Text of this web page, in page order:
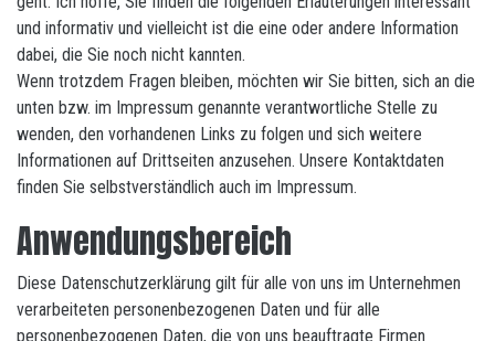
und informativ und vielleicht ist die eine oder andere Information
dabei, die Sie noch nicht kannten.
Wenn trotzdem Fragen bleiben, möchten wir Sie bitten, sich an die
unten bzw. im Impressum genannte verantwortliche Stelle zu
wenden, den vorhandenen Links zu folgen und sich weitere
Informationen auf Drittseiten anzusehen. Unsere Kontaktdaten
finden Sie selbstverständlich auch im Impressum.
Anwendungsbereich
Diese Datenschutzerklärung gilt für alle von uns im Unternehmen
verarbeiteten personenbezogenen Daten und für alle
personenbezogenen Daten, die von uns beauftragte Firmen